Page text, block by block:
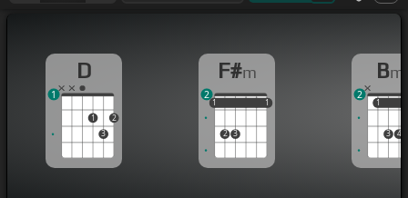
D
1
3
2
1
F#m
1
2 3
1
1 1
2
Bm
1
3 4
1
2